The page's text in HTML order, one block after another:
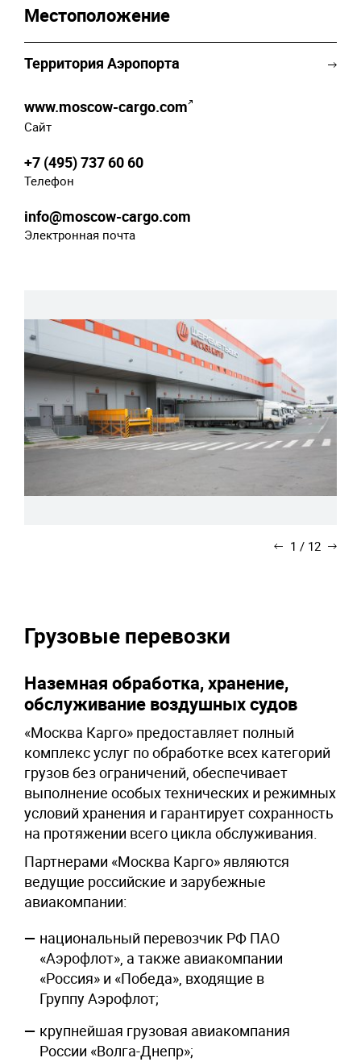
Местоположение
Территория Аэропорта
www.moscow-cargo.com
Сайт
+7 (495) 737 60 60
Телефон
info@moscow-cargo.com
Электронная почта
1 / 12
Грузовые перевозки
Наземная обработка, хранение,
обслуживание воздушных судов
«Москва Карго» предоставляет полный
комплекс услуг по обработке всех категорий
грузов без ограничений, обеспечивает
выполнение особых технических и режимных
условий хранения и гарантирует сохранность
на протяжении всего цикла обслуживания.
Партнерами «Москва Карго» являются
ведущие российские и зарубежные
авиакомпании:
национальный перевозчик РФ ПАО
«Аэрофлот», а также авиакомпании
«Россия» и «Победа», входящие в
Группу Аэрофлот;
крупнейшая грузовая авиакомпания
России «Волга-Днепр»;